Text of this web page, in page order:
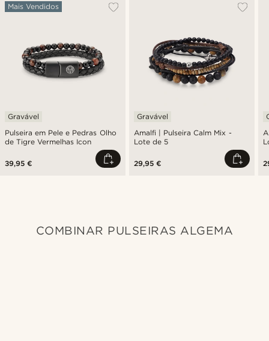
Pulseira em Pele e Pedras Olho
de Tigre Vermelhas Icon
Mais Vendidos
Gravável
39,95 €
Amalfi | Pulseira Calm Mix -
Lote de 5
Gravável
29,95 €
COMBINAR PULSEIRAS ALGEMA